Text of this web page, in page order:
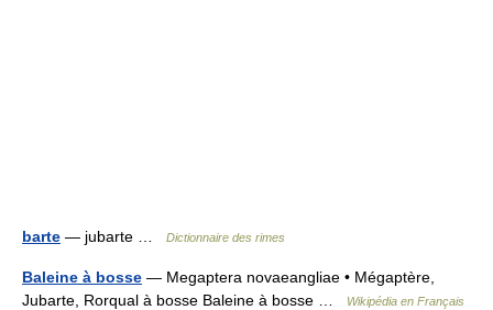
barte — jubarte … Dictionnaire des rimes
Baleine à bosse — Megaptera novaeangliae • Mégaptère,
Jubarte, Rorqual à bosse Baleine à bosse …
Wikipédia en Français